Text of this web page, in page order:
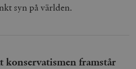
syn på världen.
konservatismen framstår